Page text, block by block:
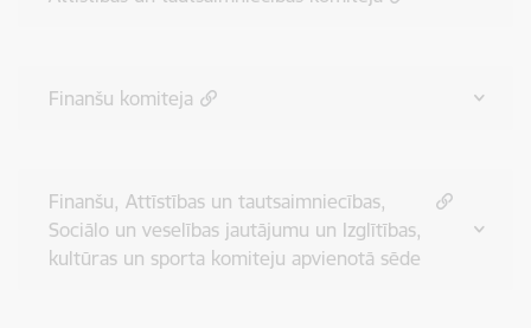
Finanšu komiteja
Finanšu, Attīstības un tautsaimniecības,
Sociālo un veselības jautājumu un Izglītības,
kultūras un sporta komiteju apvienotā sēde